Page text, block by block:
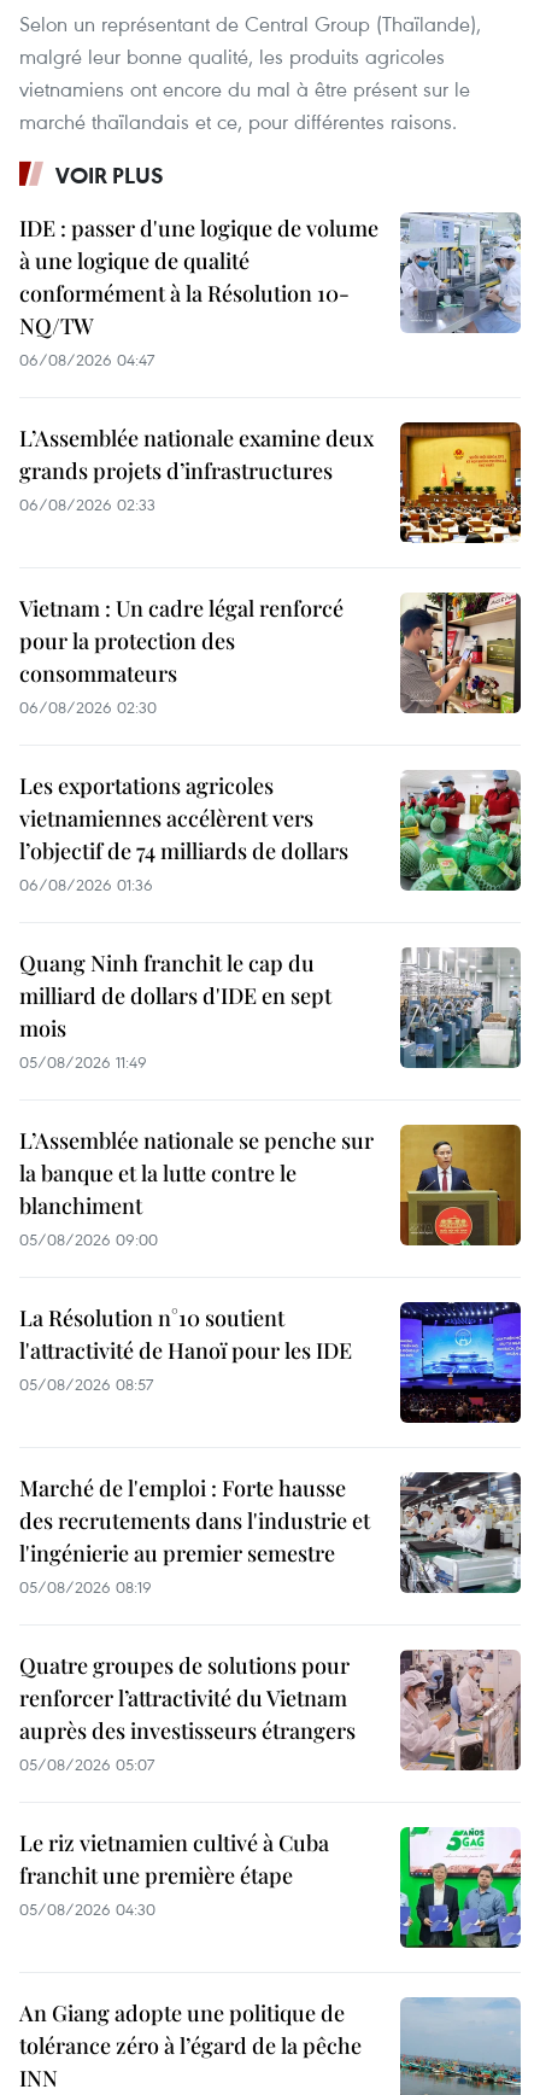
Selon un représentant de Central Group (Thaïlande),
malgré leur bonne qualité, les produits agricoles
vietnamiens ont encore du mal à être présent sur le
marché thaïlandais et ce, pour différentes raisons.
VOIR PLUS
IDE : passer d'une logique de volume
à une logique de qualité
conformément à la Résolution 10-
NQ/TW
06/08/2026 04:47
L’Assemblée nationale examine deux
grands projets d’infrastructures
06/08/2026 02:33
Vietnam : Un cadre légal renforcé
pour la protection des
consommateurs
06/08/2026 02:30
Les exportations agricoles
vietnamiennes accélèrent vers
l’objectif de 74 milliards de dollars
06/08/2026 01:36
Quang Ninh franchit le cap du
milliard de dollars d'IDE en sept
mois
05/08/2026 11:49
L’Assemblée nationale se penche sur
la banque et la lutte contre le
blanchiment
05/08/2026 09:00
La Résolution n°10 soutient
l'attractivité de Hanoï pour les IDE
05/08/2026 08:57
Marché de l'emploi : Forte hausse
des recrutements dans l'industrie et
l'ingénierie au premier semestre
05/08/2026 08:19
Quatre groupes de solutions pour
renforcer l’attractivité du Vietnam
auprès des investisseurs étrangers
05/08/2026 05:07
Le riz vietnamien cultivé à Cuba
franchit une première étape
05/08/2026 04:30
An Giang adopte une politique de
tolérance zéro à l’égard de la pêche
INN